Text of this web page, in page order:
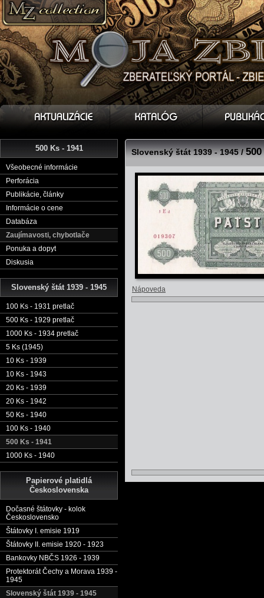
500 Ks - 1941
Všeobecné informácie
Perforácia
Publikácie, články
Informácie o cene
Databáza
Zaujímavosti, chybotlače
Ponuka a dopyt
Diskusia
Slovenský štát 1939 - 1945
100 Ks - 1931 pretlač
500 Ks - 1929 pretlač
1000 Ks - 1934 pretlač
5 Ks (1945)
10 Ks - 1939
10 Ks - 1943
20 Ks - 1939
20 Ks - 1942
50 Ks - 1940
100 Ks - 1940
500 Ks - 1941
1000 Ks - 1940
Papierové platidlá
Československa
Dočasné štátovky - kolok
Československo
Štátovky I. emisie 1919
Štátovky II. emisie 1920 - 1923
Bankovky NBČS 1926 - 1939
Protektorát Čechy a Morava 1939 -
1945
Slovenský štát 1939 - 1945
Slovenský štát 1939 - 1945 /
Nápoveda